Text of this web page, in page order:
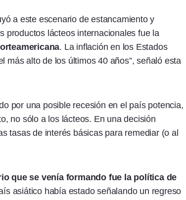
a este escenario de estancamiento y
productos lácteos internacionales fue la
. La inflación en los Estados
más alto de los últimos 40 años”, señaló esta
por una posible recesión en el país potencia,
no sólo a los lácteos. En una decisión
tasas de interés básicas para remediar (o al
que se venía formando fue la política de
asiático había estado señalando un regreso